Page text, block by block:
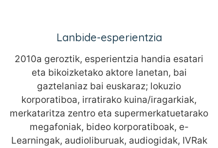
Lanbide-esperientzia
2010a geroztik, esperientzia handia esatari
eta bikoizketako aktore lanetan, bai
gaztelaniaz bai euskaraz; lokuzio
korporatiboa, irratirako kuina/iragarkiak,
merkataritza zentro eta supermerkatuetarako
megafoniak, bideo korporatiboak, e-
Learningak, audioliburuak, audiogidak, IVRak